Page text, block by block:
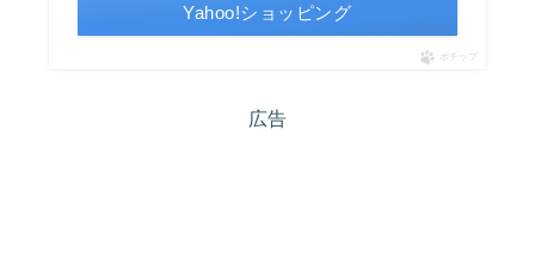
Yahoo!ショッピング
ポチップ
広告